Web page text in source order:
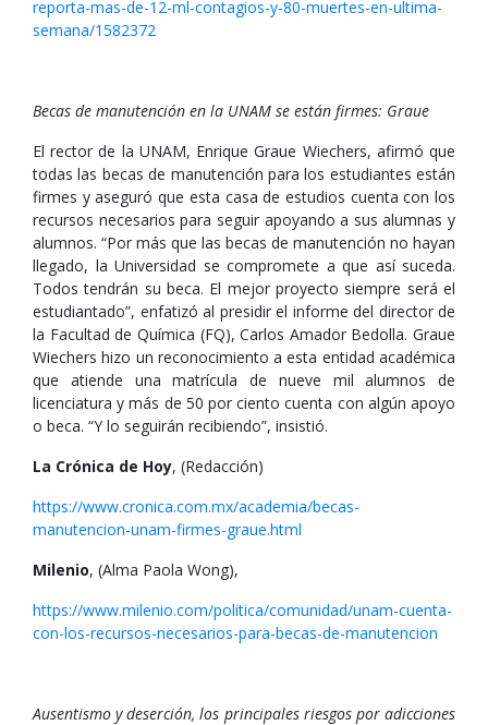
reporta-mas-de-12-ml-contagios-y-80-muertes-en-ultima-
semana/1582372
Becas de manutención en la UNAM se están firmes: Graue
El rector de la UNAM, Enrique Graue Wiechers, afirmó que
todas las becas de manutención para los estudiantes están
firmes y aseguró que esta casa de estudios cuenta con los
recursos necesarios para seguir apoyando a sus alumnas y
alumnos. “Por más que las becas de manutención no hayan
llegado, la Universidad se compromete a que así suceda.
Todos tendrán su beca. El mejor proyecto siempre será el
estudiantado”, enfatizó al presidir el informe del director de
la Facultad de Química (FQ), Carlos Amador Bedolla. Graue
Wiechers hizo un reconocimiento a esta entidad académica
que atiende una matrícula de nueve mil alumnos de
licenciatura y más de 50 por ciento cuenta con algún apoyo
o beca. “Y lo seguirán recibiendo”, insistió.
La Crónica de Hoy, (Redacción)
https://www.cronica.com.mx/academia/becas-
manutencion-unam-firmes-graue.html
Milenio, (Alma Paola Wong),
https://www.milenio.com/politica/comunidad/unam-cuenta-
con-los-recursos-necesarios-para-becas-de-manutencion
Ausentismo y deserción, los principales riesgos por adicciones